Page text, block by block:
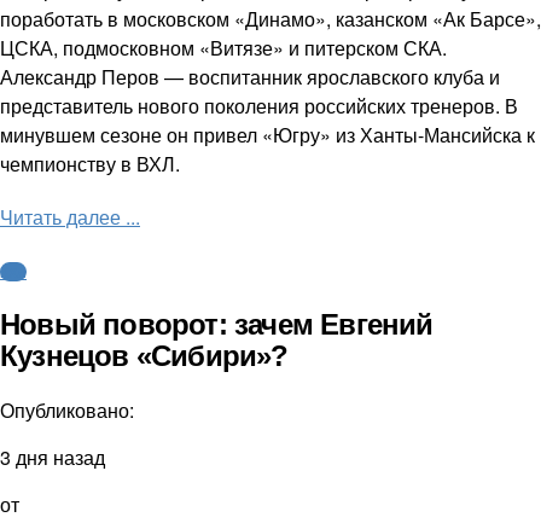
поработать в московском «Динамо», казанском «Ак Барсе»,
ЦСКА, подмосковном «Витязе» и питерском СКА.
Александр Перов — воспитанник ярославского клуба и
представитель нового поколения российских тренеров. В
минувшем сезоне он привел «Югру» из Ханты-Мансийска к
чемпионству в ВХЛ.
Читать далее ...
КХЛ
Новый поворот: зачем Евгений
Кузнецов «Сибири»?
Опубликовано:
3 дня назад
от